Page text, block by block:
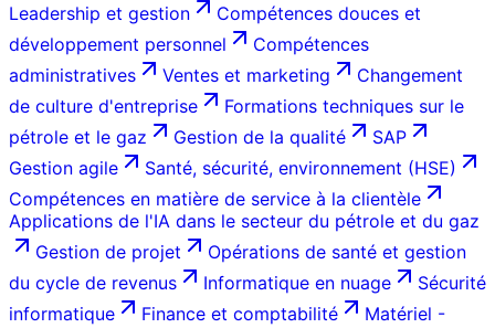
Leadership et gestion
Compétences douces et
développement personnel
Compétences
administratives
Ventes et marketing
Changement
de culture d'entreprise
Formations techniques sur le
pétrole et le gaz
Gestion de la qualité
SAP
Gestion agile
Santé, sécurité, environnement (HSE)
Compétences en matière de service à la clientèle
Applications de l'IA dans le secteur du pétrole et du gaz
Gestion de projet
Opérations de santé et gestion
du cycle de revenus
Informatique en nuage
Sécurité
informatique
Finance et comptabilité
Matériel -